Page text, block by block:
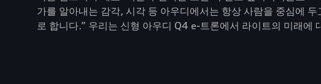
가를 알아내는 감각, 시각 등 아우디에서는 항상 사람을 중심에
로 합니다.” 우리는 신형 아우디 Q4 e-트론에서 라이트의 미래